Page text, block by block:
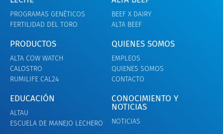
PROGRAMAS GENÉTICOS
FERTILIDAD DEL TORO
BEEF X DAIRY
ALTA BEEF
PRODUCTOS
ALTA COW WATCH
CALOSTRO
RUMILIFE CAL24
QUIENES SOMOS
EMPLEOS
QUIENES SOMOS
CONTACTO
EDUCACIÓN
ALTAU
ESCUELA DE MANEJO LECHERO
CONOCIMIENTO Y
NOTICIAS
NOTICIAS